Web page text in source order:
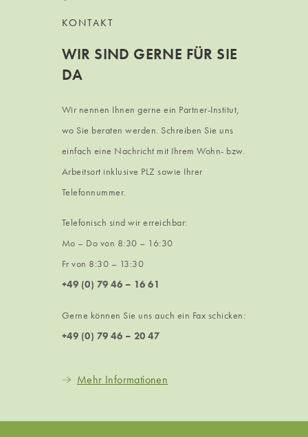
KONTAKT
WIR SIND GERNE FÜR SIE
DA
Wir nennen Ihnen gerne ein Partner-Institut,
wo Sie beraten werden. Schreiben Sie uns
einfach eine Nachricht mit Ihrem Wohn- bzw.
Arbeitsort inklusive PLZ sowie Ihrer
Telefonnummer.
Telefonisch sind wir erreichbar:
Mo – Do von 8:30 – 16:30
Fr von 8:30 – 13:30
+49 (0) 79 46 – 16 61
Gerne können Sie uns auch ein Fax schicken:
+49 (0) 79 46 – 20 47
Mehr Informationen